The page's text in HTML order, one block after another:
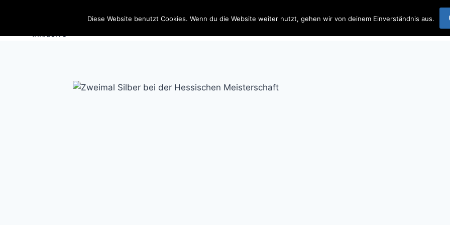
SportSchützen Team Wetterau Startseite
Diese Website benutzt Cookies. Wenn du die Website weiter nutzt, gehen wir von deinem Einverständnis aus.